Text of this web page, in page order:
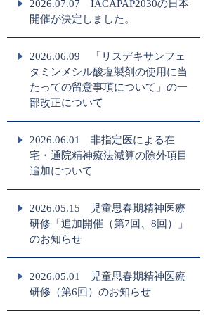
2026.07.07 IACAPAP2030の日本
開催が決定しました。
2026.06.09 「リスデキサンフェ
タミンメシル酸塩製剤の使用に当
たっての留意事項について」の一
部改正について
2026.06.01 非指定医による在
宅・通院精神療法減算の除外項目
追加について
2026.05.15 児童思春期精神医療
研修「追加開催（第7回、8回）」
のお知らせ
2026.05.01 児童思春期精神医療
研修（第6回）のお知らせ